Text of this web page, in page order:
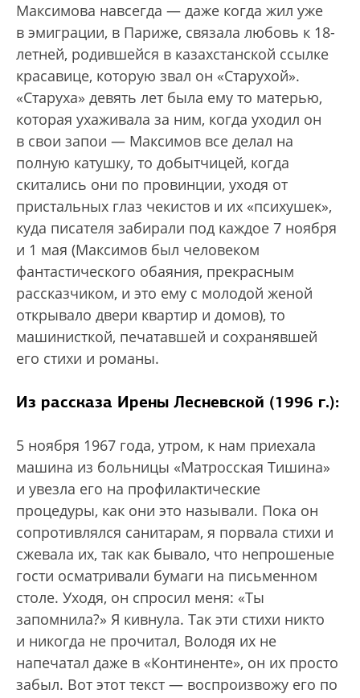
Максимова навсегда — даже когда жил уже
в эмиграции, в Париже, связала любовь к 18-
летней, родившейся в казахстанской ссылке
красавице, которую звал он «Старухой».
«Старуха» девять лет была ему то матерью,
которая ухаживала за ним, когда уходил он
в свои запои — Максимов все делал на
полную катушку, то добытчицей, когда
скитались они по провинции, уходя от
пристальных глаз чекистов и их «психушек»,
куда писателя забирали под каждое 7 ноября
и 1 мая (Максимов был человеком
фантастического обаяния, прекрасным
рассказчиком, и это ему с молодой женой
открывало двери квартир и домов), то
машинисткой, печатавшей и сохранявшей
его стихи и романы.
Из рассказа Ирены Лесневской (1996 г.):
5 ноября 1967 года, утром, к нам приехала
машина из больницы «Матросская Тишина»
и увезла его на профилактические
процедуры, как они это называли. Пока он
сопротивлялся санитарам, я порвала стихи и
сжевала их, так как бывало, что непрошеные
гости осматривали бумаги на письменном
столе. Уходя, он спросил меня: «Ты
запомнила?» Я кивнула. Так эти стихи никто
и никогда не прочитал, Володя их не
напечатал даже в «Континенте», он их просто
забыл. Вот этот текст — воспроизвожу его по